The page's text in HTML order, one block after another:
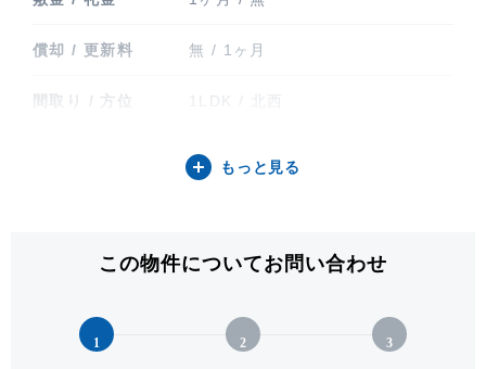
償却 / 更新料 無 / 1ヶ月
間取り / 方位 1LDK / 北西
41.10㎡ (12.43坪)
階建 / 所在階 地上12階建 / 10階部分
2026年1月
もっと見る
この物件についてお問い合わせ
1 2 3